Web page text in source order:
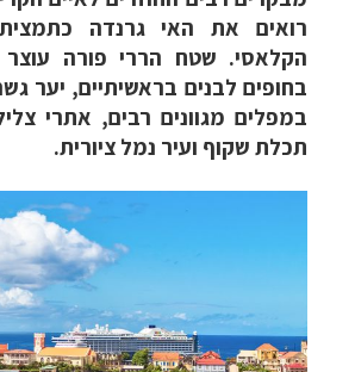
רואים את האי גרנדה
הקלאסי. שטח הררי פורה
בחופים לבנים בראשיתיים, יער
במפלים מגוונים רבים, אתרי
תכלת שקוף ועיר נמל ציורית.